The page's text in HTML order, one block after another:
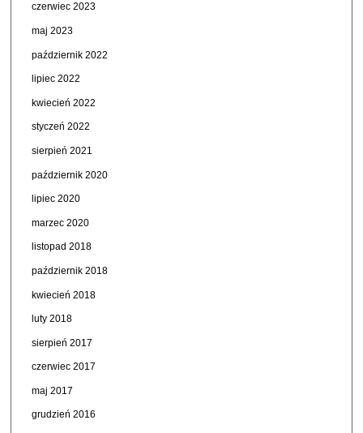
czerwiec 2023
maj 2023
październik 2022
lipiec 2022
kwiecień 2022
styczeń 2022
sierpień 2021
październik 2020
lipiec 2020
marzec 2020
listopad 2018
październik 2018
kwiecień 2018
luty 2018
sierpień 2017
czerwiec 2017
maj 2017
grudzień 2016